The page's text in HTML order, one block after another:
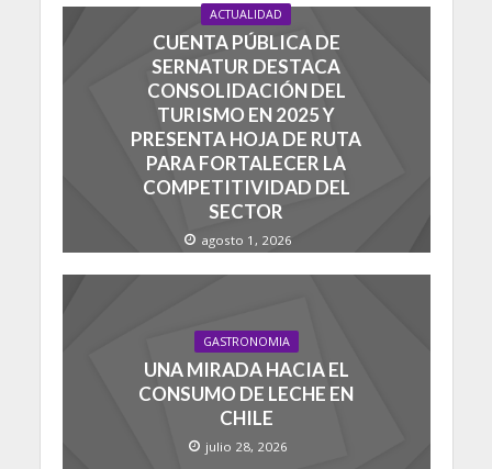
ACTUALIDAD
CUENTA PÚBLICA DE
SERNATUR DESTACA
CONSOLIDACIÓN DEL
TURISMO EN 2025 Y
PRESENTA HOJA DE RUTA
PARA FORTALECER LA
COMPETITIVIDAD DEL
SECTOR
agosto 1, 2026
GASTRONOMIA
UNA MIRADA HACIA EL
CONSUMO DE LECHE EN
CHILE
julio 28, 2026